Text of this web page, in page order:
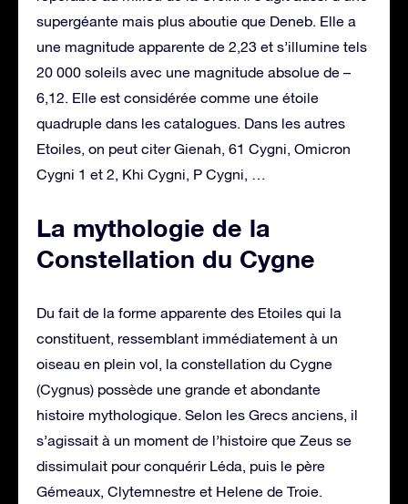
supergéante mais plus aboutie que Deneb. Elle a
une magnitude apparente de 2,23 et s’illumine tels
20 000 soleils avec une magnitude absolue de –
6,12. Elle est considérée comme une étoile
quadruple dans les catalogues. Dans les autres
Etoiles, on peut citer Gienah, 61 Cygni, Omicron
Cygni 1 et 2, Khi Cygni, P Cygni, …
La mythologie de la
Constellation du Cygne
Du fait de la forme apparente des Etoiles qui la
constituent, ressemblant immédiatement à un
oiseau en plein vol, la constellation du Cygne
(Cygnus) possède une grande et abondante
histoire mythologique. Selon les Grecs anciens, il
s’agissait à un moment de l’histoire que Zeus se
dissimulait pour conquérir Léda, puis le père
Gémeaux, Clytemnestre et Helene de Troie.